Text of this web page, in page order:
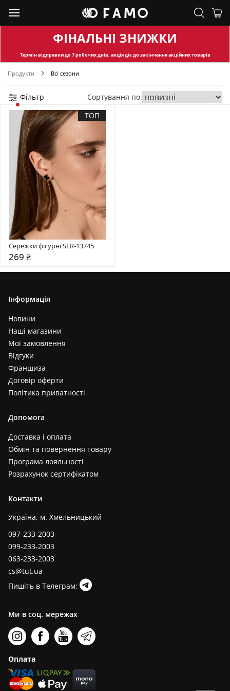
ФІНАЛЬНІ ЗНИЖКИ
Термін відправкидо 7 робочих днів, акція діє до закінчення акційних товарів
Продукти Всі сезони
Фільтр
Сортування по:
ТОП
Сережки фігурні SER-13745
269 ₴
Інформація
Новини
Наші магазини
Мої замовлення
Відгуки
Франшиза
Договір оферти
Політика приватності
Допомога
Доставка і оплата
Обмін та повернення товару
Програма лояльності
Розрахунок сертифікатом
Контакти
Україна, м. Хмельницький
097-233-2003
099-233-2003
063-233-2003
cs@tut.ua
Пишіть в Телеграм:
Ми в соц. мережах
Оплата